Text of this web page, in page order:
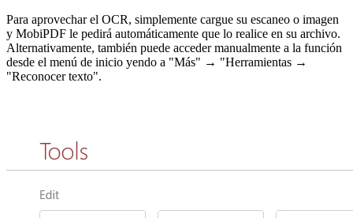
Para aprovechar el OCR, simplemente cargue su escaneo o imagen
y MobiPDF le pedirá automáticamente que lo realice en su archivo.
Alternativamente, también puede acceder manualmente a la función
desde el menú de inicio yendo a "Más" → "Herramientas →
"Reconocer texto".